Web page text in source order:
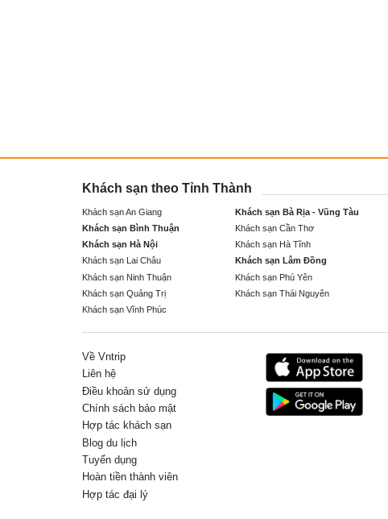
Khách sạn theo Tỉnh Thành
Khách sạn An Giang Khách sạn Bà Rịa - Vũng Tàu
Khách sạn Bình Thuận
Khách sạn Cần Thơ
Khách sạn Hà Nội
Khách sạn Hà Tĩnh
Khách sạn Lai Châu
Khách sạn Lâm Đồng
Khách sạn Ninh Thuận
Khách sạn Phú Yên
Khách sạn Quảng Trị
Khách sạn Thái Nguyên
Khách sạn Vĩnh Phúc
Về Vntrip
Liên hệ
Điều khoản sử dụng
Chính sách bảo mật
Hợp tác khách sạn
Blog du lịch
Tuyển dụng
Hoàn tiền thành viên
Hợp tác đại lý